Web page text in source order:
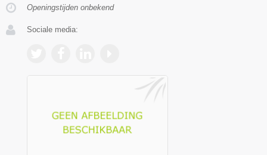
Openingstijden onbekend
Sociale media: